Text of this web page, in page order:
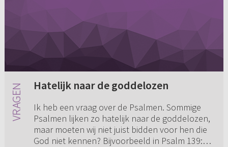
Hatelijk naar de goddelozen
Ik heb een vraag over de Psalmen. Sommige
Psalmen lijken zo hatelijk naar de goddelozen,
maar moeten wij niet juist bidden voor hen die
God niet kennen? Bijvoorbeeld in Psalm 139: